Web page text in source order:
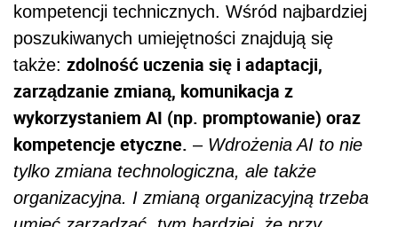
kompetencji technicznych. Wśród najbardziej
poszukiwanych umiejętności znajdują się
także: zdolność uczenia się i adaptacji,
zarządzanie zmianą, komunikacja z
wykorzystaniem AI (np. promptowanie) oraz
kompetencje etyczne. – Wdrożenia AI to nie
tylko zmiana technologiczna, ale także
organizacyjna. I zmianą organizacyjną trzeba